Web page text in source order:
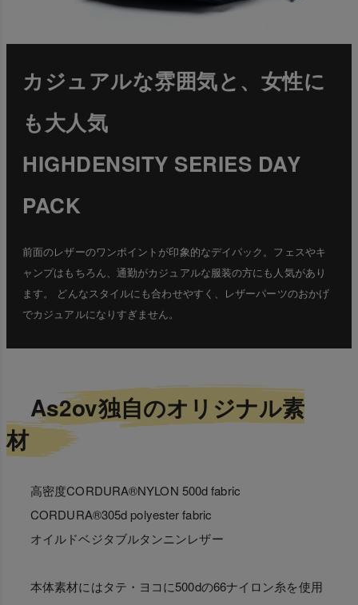
カジュアルな雰囲気と、女性に
も大人気
HIGHDENSITY SERIES DAY
PACK
前面のレザーのワンポイントが印象的なデイパック。フェスやキ
ャンプはもちろん、通勤がカジュアルな服装の方にも人気があり
ます。 どんなスタイルにも合わせやすく、レザーパーツのおかげ
でカジュアルになりすぎません。
As2ov独自のオリジナル素
材
高密度CORDURA®NYLON 500d fabric
CORDURA®305d polyester fabric
オイルドベジタブルタンニンレザー
本体素材にはタテ・ヨコに500dの66ナイロン糸を使用